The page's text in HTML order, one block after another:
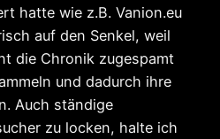
hatte wie z.B. Vanion.eu
auf den Senkel, weil
die Chronik zugespamt
und dadurch ihre
Auch ständige
zu locken, halte ich